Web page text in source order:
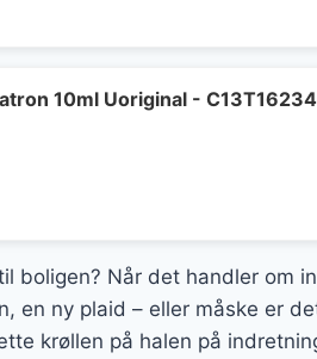
10ml Uoriginal -
boligen? Når det handler om
en ny plaid – eller måske er
krøllen på halen på